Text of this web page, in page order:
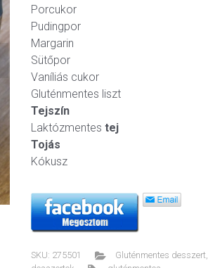
Porcukor
Pudingpor
Margarin
Sütőpor
Vaníliás cukor
Gluténmentes liszt
Tejszín
Laktózmentes tej
Tojás
Kókusz
SKU: 275501 Gluténmentes desszert,